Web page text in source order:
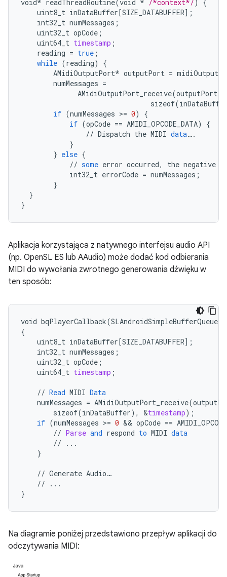
void* readThreadRoutine(void * /*context*/ )
{
uint8_t inDataBuffer [SIZE_DATABUFFER] ;
int32_t numMessages ;
uint32_t opCode ;
uint64_t timestamp ;
reading = true ;
while (reading)
{
AMidiOutputPort* outputPort =
numMessages =
AMidiOutputPort_receive(outputPort
sizeof(
if (numMessages >= 0)
{
if (opCode == AMIDI_OPCODE_DATA)
{
// Dispatch the MIDI data….
}
} else {
// some error occurred, the negative
int32_t errorCode = numMessages ;
}
}
}
Aplikacja korzystająca z natywnego interfejsu audio API
(np. OpenSL ES lub AAudio) może dodać kod odbierania
MIDI do wywołania zwrotnego generowania dźwięku w
ten sposób:
void bqPlayerCallback(
{
uint8_t inDataBuffer [SIZE_DATABUFFER] ;
int32_t numMessages ;
uint32_t opCode ;
uint64_t timestamp ;
// Read MIDI Data
numMessages = AMidiOutputPort_receive(
sizeof(inDataBuffer), &timestamp);
if (numMessages >= 0 && opCode ==
// Parse and respond to MIDI data
//
...
}
// Generate Audio…
//
...
}
Na diagramie poniżej przedstawiono przepływ aplikacji do
odczytywania MIDI: